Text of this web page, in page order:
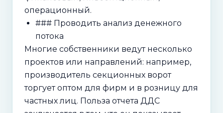
операционный.
### Проводить анализ денежного
потока
Многие собственники ведут несколько
проектов или направлений: например,
производитель секционных ворот
торгует оптом для фирм и в розницу для
частных лиц. Польза отчета ДДС